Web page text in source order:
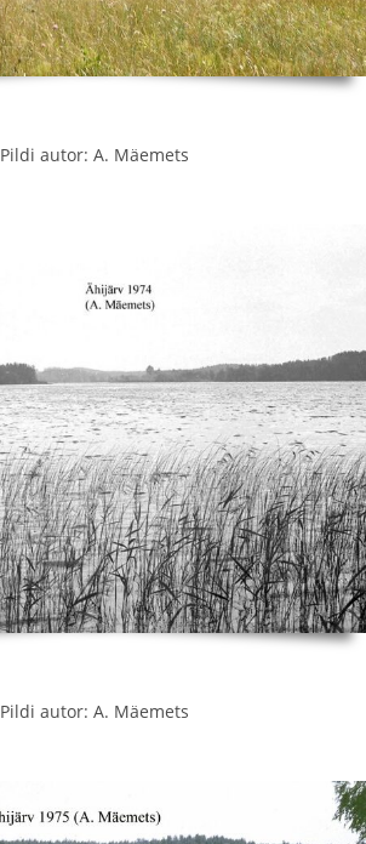
Pildi autor: A. Mäemets
Pildi autor: A. Mäemets